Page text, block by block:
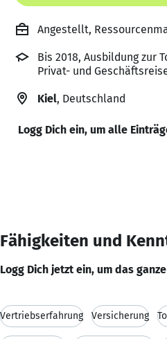
Angestellt,
Bis 2018, Ausbildung zur
Privat- und
Kiel, Deutschland
Logg Dich ein, um alle
Fähigkeiten und
Logg Dich jetzt ein, um das
Vertriebserfahrung Versicherung